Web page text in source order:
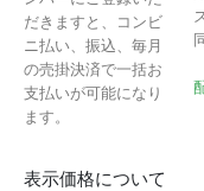
だきますと、コンビ
ニ払い、振込、毎月
の売掛決済で一括お
支払いが可能になり
ます。
表示価格について